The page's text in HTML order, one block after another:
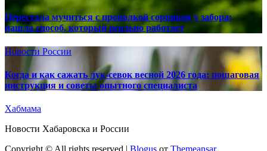
Перестала мучиться с прополкой сорняков у забора:
нашла способ, который реально работает
Новости России
Когда и как сажать лук-севок весной 2026 года: пошаговая
инструкция и советы опытного специалиста
Хабмама
Новости Хабаровска и России